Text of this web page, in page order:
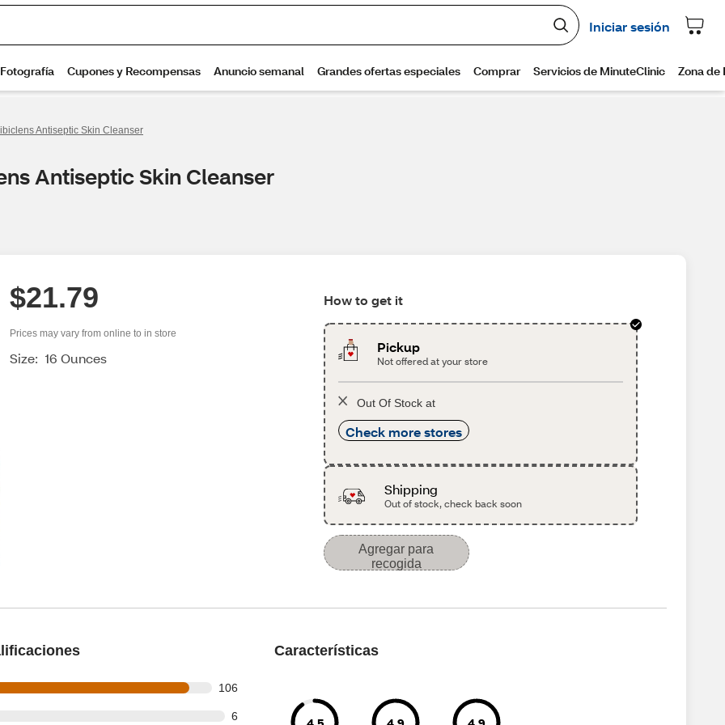
Antiseptic Skin Cleanser
Antiseptic Skin Cleanser
$21.79
Prices may vary from online to in store
Size: 16 Ounces
How to get it
Pickup
Not offered at your store
Out Of Stock at
Check more stores
Shipping
Out of stock, check back soon
Agregar para
recogida
106
of 115 reviews
6
115 reviews
Características